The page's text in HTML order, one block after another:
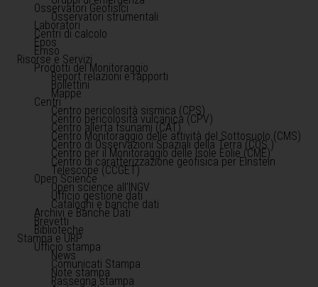
Osservatori Geofisici
Osservatori strumentali
Laboratori
Centri di calcolo
Epos
Emso
Risorse e Servizi
Prodotti del Monitoraggio
Report relazioni e rapporti
Bollettini
Mappe
Centri
Centro pericolosità sismica (CPS)
Centro pericolosità vulcanica (CPV)
Centro allerta tsunami (CAT)
Centro Monitoraggio delle attività del Sottosuolo (CMS)
Centro di Osservazioni Spaziali della Terra (COS )
Centro per il Monitoraggio delle Isole Eolie (CME)
Centro di caratterizzazione geofisica per Einstein
Telescope (CCGET)
Open Science
Open science all'INGV
Ufficio gestione dati
Cataloghi e banche dati
Archivi e Banche Dati
Brevetti
Biblioteche
Stampa e URP
Ufficio stampa
News
Comunicati Stampa
Note stampa
Rassegna stampa